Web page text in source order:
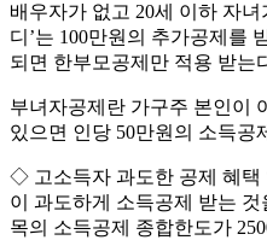
배우자가 없고 20세 이하 자녀
디’는 100만원의 추가공제를
되면 한부모공제만 적용 받는
부녀자공제란 가구주 본인이
있으면 인당 50만원의 소득공
◇ 고소득자 과도한 공제 혜택
이 과도하게 소득공제 받는
목의 소득공제 종합한도가